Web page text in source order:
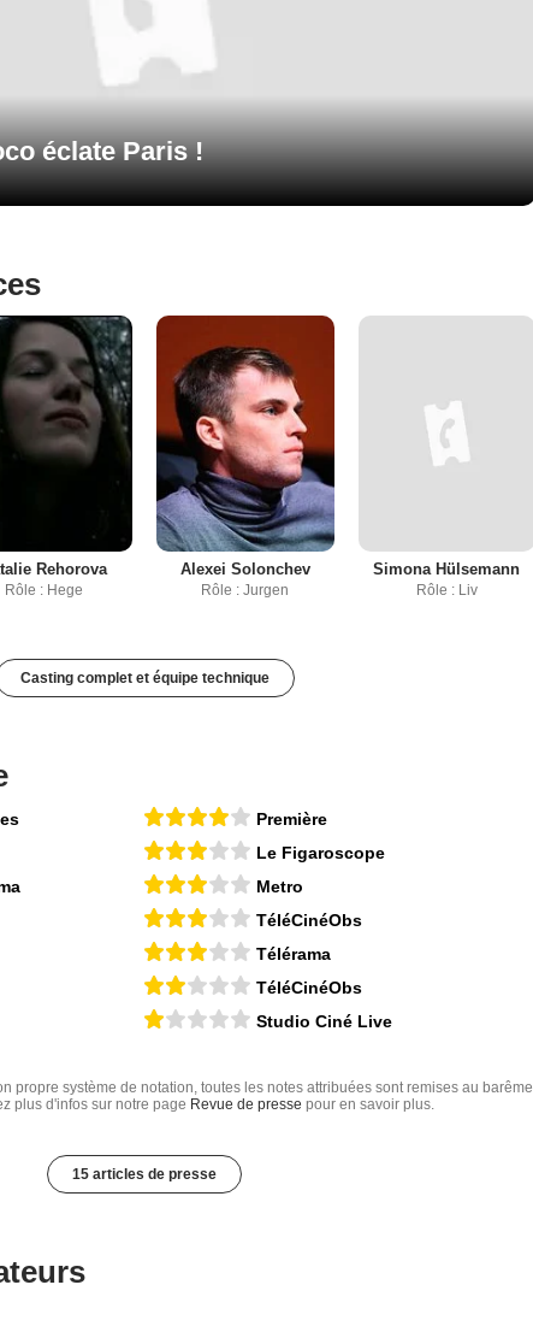
éclate Paris !
Rehorova
Rôle : Hege
Alexei Solonchev
Rôle : Jurgen
Simona Hülsemann
Rôle : Liv
Casting complet et équipe technique
Première
Le Figaroscope
Metro
TéléCinéObs
Télérama
TéléCinéObs
Studio Ciné Live
propre système de notation, toutes les notes attribuées sont remises au barême
plus d'infos sur notre page Revue de presse pour en savoir plus.
15 articles de presse